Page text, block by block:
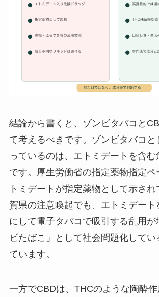
結論から書くと、ゾンビタバコと
て考えるべきです。ゾンビタバコと
っているのは、エトミデートを含
です。厚生労働省の指定薬物指定ペ
トミデートが指定薬物として示さ
賀県の注意喚起でも、エトミデート
にして電子タバコで吸引する乱用が
ビたばこ」として社会問題化して
ています。
一方でCBDは、THCのような陶酔